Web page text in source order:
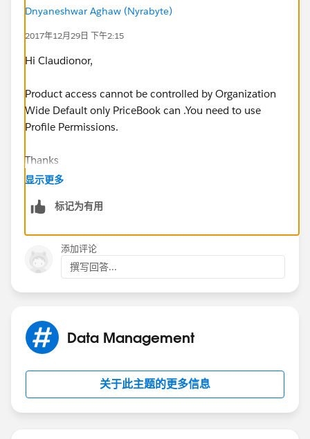
Dnyaneshwar Aghaw (Nyrabyte)
2017年12月29日 下午2:15
Hi Claudionor,
Product access cannot be controlled by Organization
Wide Default only PriceBook can .You need to use
Profile Permissions.
Thanks
显示更多
标记为有用
添加评论
撰写回答...
Data Management
关于此主题的更多信息